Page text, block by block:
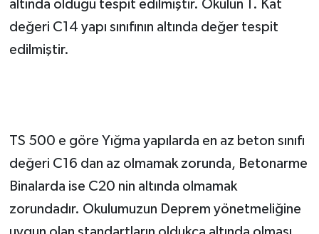
altında olduğu tespit edilmiştir. Okulun 1. Kat
değeri C14 yapı sınıfının altında değer tespit
edilmiştir.
TS 500 e göre Yığma yapılarda en az beton sınıfı
değeri C16 dan az olmamak zorunda, Betonarme
Binalarda ise C20 nin altında olmamak
zorundadır. Okulumuzun Deprem yönetmeliğine